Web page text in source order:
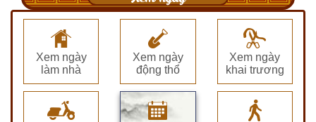
Xem ngày
làm nhà
Xem ngày
động thổ
Xem ngày
khai trương